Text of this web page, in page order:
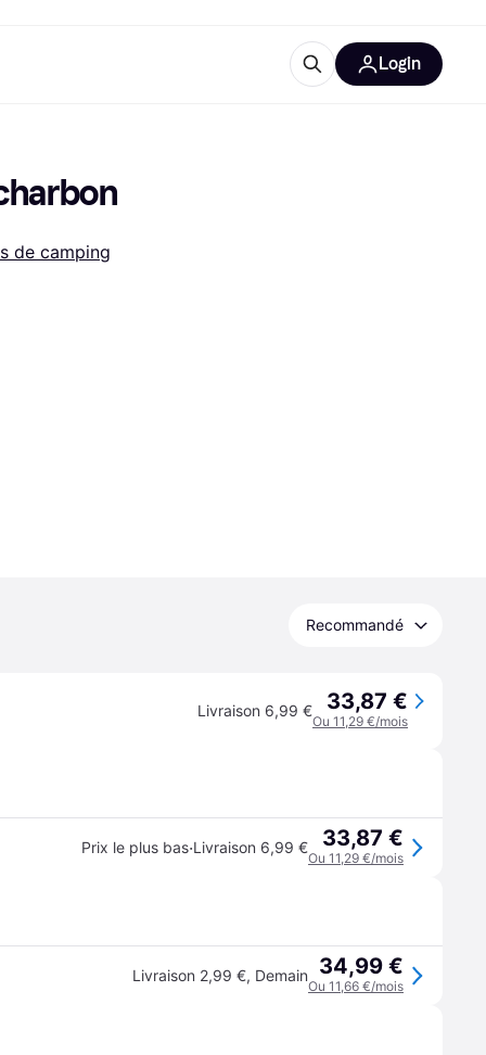
Login
de camping
Recommandé
Livraison 6,99 € 33,87 €
Ou 11,29 €/mois
Prix le plus bas·Livraison 6,99 € 33,87 €
Ou 11,29 €/mois
Livraison 2,99 €, Demain 34,99 €
Ou 11,66 €/mois